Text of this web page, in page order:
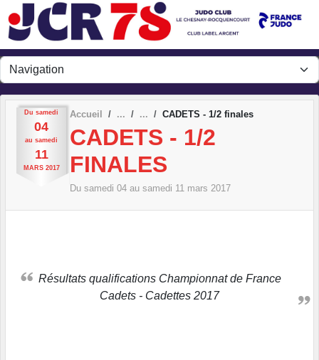
Du samedi
04
au samedi
11
MARS 2017
Accueil CADETS - 1/2 finales
CADETS - 1/2
FINALES
Du samedi 04 au samedi 11 mars 2017
Résultats qualifications Championnat de France
Cadets - Cadettes 2017
Panneau de gestion des cookies